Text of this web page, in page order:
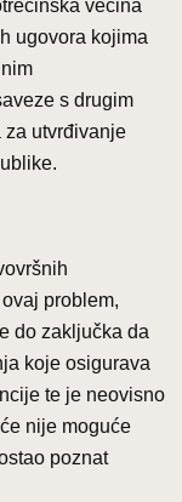
većina
ugovora kojima
s drugim
za utvrđivanje
problem,
do zaključka da
koje osigurava
te je neovisno
nije moguće
poznat